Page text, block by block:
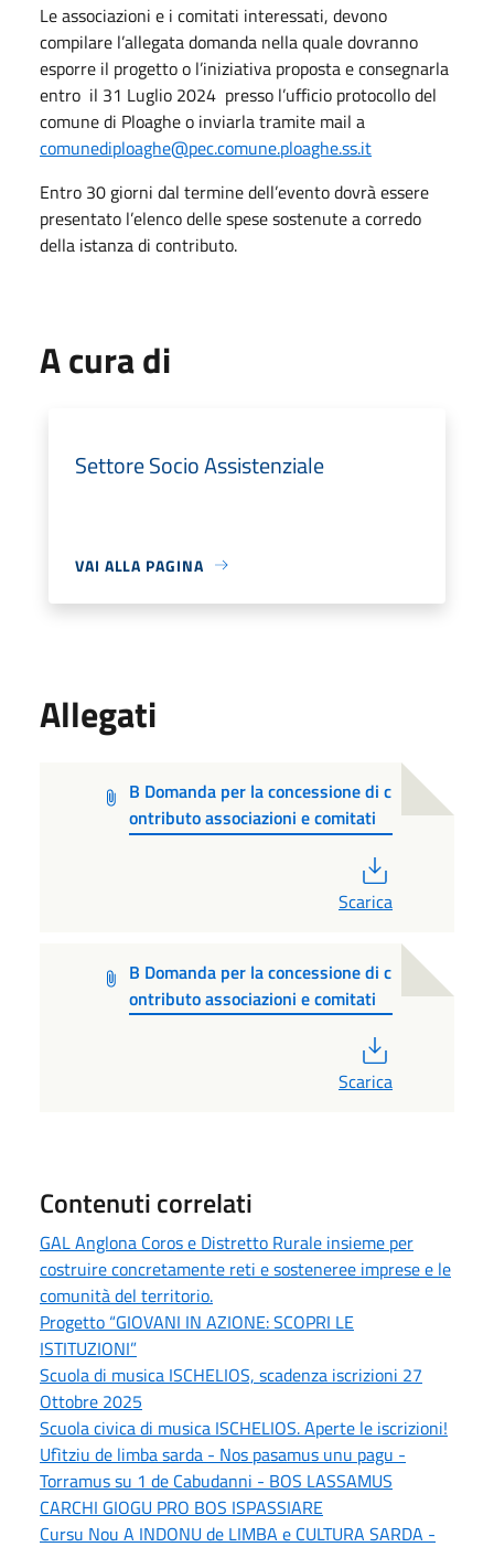
Le associazioni e i comitati interessati, devono
compilare l’allegata domanda nella quale dovranno
esporre il progetto o l’iniziativa proposta e consegnarla
entro il 31 Luglio 2024 presso l’ufficio protocollo del
comune di Ploaghe o inviarla tramite mail a
comunediploaghe@pec.comune.ploaghe.ss.it
Entro 30 giorni dal termine dell’evento dovrà essere
presentato l’elenco delle spese sostenute a corredo
della istanza di contributo.
A cura di
Settore Socio Assistenziale
VAI ALLA PAGINA
Allegati
B Domanda per la concessione di c
ontributo associazioni e comitati
Scarica
B Domanda per la concessione di c
ontributo associazioni e comitati
Scarica
Contenuti correlati
GAL Anglona Coros e Distretto Rurale insieme per
costruire concretamente reti e sosteneree imprese e le
comunità del territorio.
Progetto “GIOVANI IN AZIONE: SCOPRI LE
ISTITUZIONI”
Scuola di musica ISCHELIOS, scadenza iscrizioni 27
Ottobre 2025
Scuola civica di musica ISCHELIOS. Aperte le iscrizioni!
Ufìtziu de limba sarda - Nos pasamus unu pagu -
Torramus su 1 de Cabudanni - BOS LASSAMUS
CARCHI GIOGU PRO BOS ISPASSIARE
Cursu Nou A INDONU de LIMBA e CULTURA SARDA -